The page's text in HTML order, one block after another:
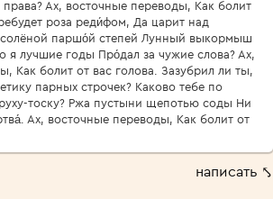
права? Ах, восточные переводы, Как болит
роза реди́фом, Да царит над
паршо́й степей Лунный выкормыш
я лучшие годы Про́дал за чужие слова? Ах,
Как болит от вас голова. Зазубрил ли ты,
парных строчек? Каково тебе по
тоску? Ржа пустыни щепотью соды Ни
Ах, восточные переводы, Как болит от
написать ⤣